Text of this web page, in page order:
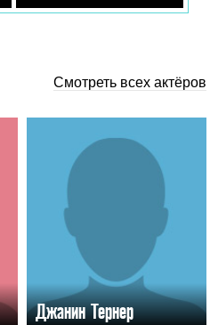
Смотреть всех актёров
Джанин Тернер